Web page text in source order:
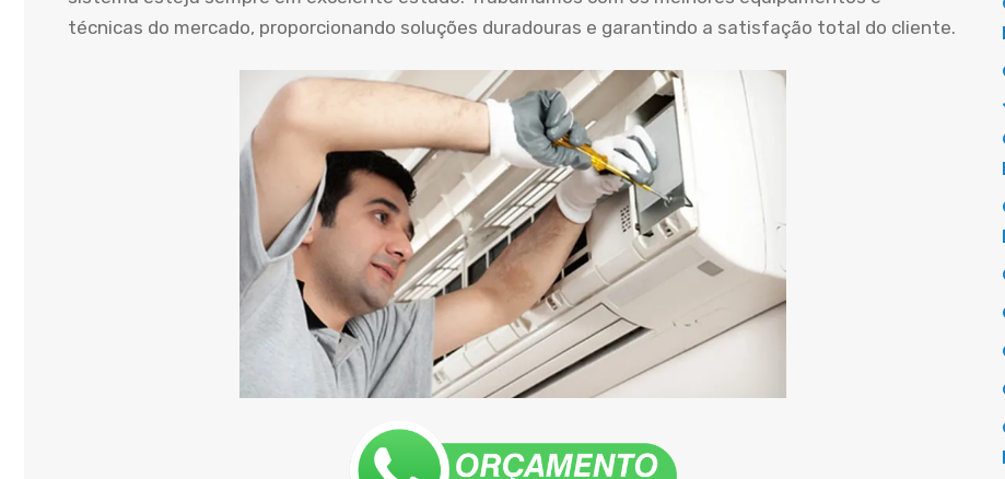
técnicas do mercado, proporcionando soluções duradouras e garantindo a satisfação total do cliente.